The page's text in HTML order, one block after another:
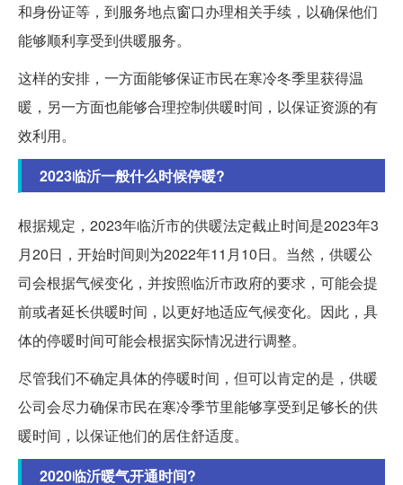
和身份证等，到服务地点窗口办理相关手续，以确保他们
能够顺利享受到供暖服务。
这样的安排，一方面能够保证市民在寒冷冬季里获得温
暖，另一方面也能够合理控制供暖时间，以保证资源的有
效利用。
2023临沂一般什么时候停暖?
根据规定，2023年临沂市的供暖法定截止时间是2023年3
月20日，开始时间则为2022年11月10日。当然，供暖公
司会根据气候变化，并按照临沂市政府的要求，可能会提
前或者延长供暖时间，以更好地适应气候变化。因此，具
体的停暖时间可能会根据实际情况进行调整。
尽管我们不确定具体的停暖时间，但可以肯定的是，供暖
公司会尽力确保市民在寒冷季节里能够享受到足够长的供
暖时间，以保证他们的居住舒适度。
2020临沂暖气开通时间?